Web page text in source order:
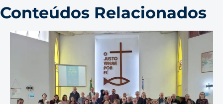
Conteúdos Relacionados